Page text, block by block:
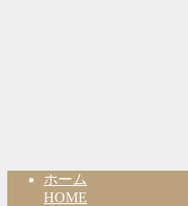
ホーム
HOME